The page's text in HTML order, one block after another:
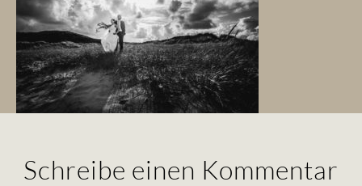
Schreibe einen Kommentar